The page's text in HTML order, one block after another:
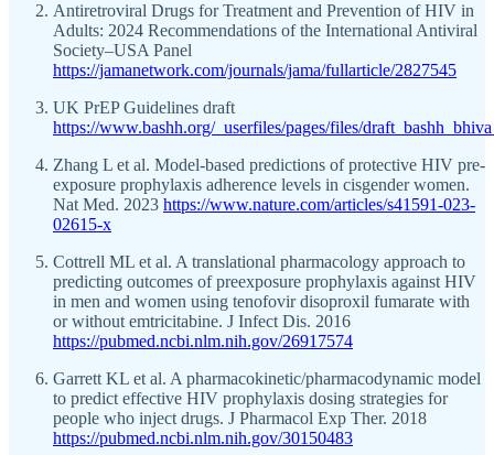
Antiretroviral Drugs for Treatment and Prevention of HIV in
Adults: 2024 Recommendations of the International Antiviral
Society–USA Panel
https://jamanetwork.com/journals/jama/fullarticle/2827545
UK PrEP Guidelines draft
https://www.bashh.org/_userfiles/pages/files/
Zhang L et al. Model-based predictions of protective HIV pre-
exposure prophylaxis adherence levels in cisgender women.
Nat Med. 2023 https://www.nature.com/articles/s41591-023-
02615-x
Cottrell ML et al. A translational pharmacology approach to
predicting outcomes of preexposure prophylaxis against HIV
in men and women using tenofovir disoproxil fumarate with
or without emtricitabine. J Infect Dis. 2016
https://pubmed.ncbi.nlm.nih.gov/26917574
Garrett KL et al. A pharmacokinetic/pharmacodynamic model
to predict effective HIV prophylaxis dosing strategies for
people who inject drugs. J Pharmacol Exp Ther. 2018
https://pubmed.ncbi.nlm.nih.gov/30150483